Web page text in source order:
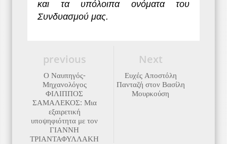
και τα υπόλοιπα ονόματα του
Συνδυασμού μας.
Next
Ευχές Αποστόλη
Πανταζή στον Βασίλη
Μουρκούση
previous
Ο Ναυπηγός-
Μηχανολόγος
ΦΙΛΙΠΠΟΣ
ΣΑΜΑΛΕΚΟΣ: Μια
εξαιρετική
υποψηφιότητα με τον
ΓΙΑΝΝΗ
ΤΡΙΑΝΤΑΦΥΛΛΑΚΗ